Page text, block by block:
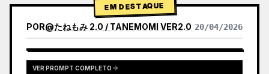
EM DESTAQUE
POR@たねもみ 2.0 / TANEMOMI VER2.0 20/04/2026
VER PROMPT COMPLETO